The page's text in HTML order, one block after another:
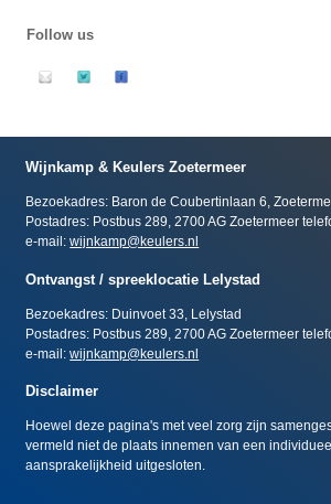
Follow us
Wijnkamp & Keulers Zoetermeer
Bezoekadres: Baron de Coubertinlaan 6,
Postadres: Postbus 289, 2700 AG Zoetermeer
e-mail:wijnkamp@keulers.nl
Ontvangst / spreeklocatie Lelystad
Bezoekadres: Duinvoet 33, Lelystad
Postadres: Postbus 289, 2700 AG Zoetermeer
e-mail:wijnkamp@keulers.nl
Disclaimer
Hoewel deze pagina's met veel zorg zijn
vermeld niet de plaats innemen van een
aansprakelijkheid uitgesloten.